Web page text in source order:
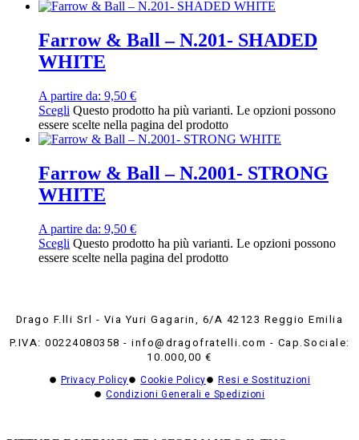
Farrow & Ball – N.201- SHADED
WHITE
A partire da: 9,50 €
Scegli Questo prodotto ha più varianti. Le opzioni possono
essere scelte nella pagina del prodotto
Farrow & Ball – N.2001- STRONG
WHITE
A partire da: 9,50 €
Scegli Questo prodotto ha più varianti. Le opzioni possono
essere scelte nella pagina del prodotto
Drago F.lli Srl - Via Yuri Gagarin, 6/A 42123 Reggio Emilia
P.IVA: 00224080358 - info@dragofratelli.com - Cap.Sociale:
10.000,00 €
Privacy Policy Cookie Policy
Resi e Sostituzioni
Condizioni Generali e Spedizioni